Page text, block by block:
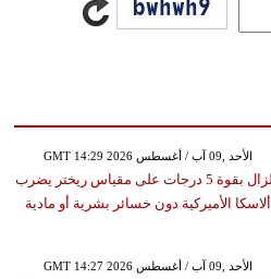
GMT 14:29 2026 الأحد ,09 آب / أغسطس
زلزال بقوة 5 درجات على مقياس ريختر يضرب
ألاسكا الأميركية دون خسائر بشرية أو مادية
GMT 14:27 2026 الأحد ,09 آب / أغسطس